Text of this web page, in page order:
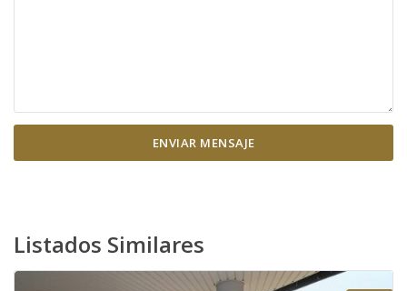
Listados Similares